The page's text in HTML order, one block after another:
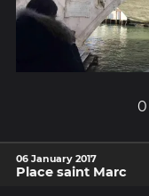
0
06 January 2017
Place saint Marc